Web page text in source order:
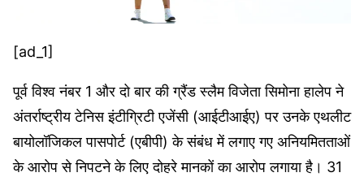
[ad_1]
पूर्व विश्व नंबर 1 और दो बार की ग्रैंड स्लैम विजेता सिमोना हालेप ने
अंतर्राष्ट्रीय टेनिस इंटीग्रिटी एजेंसी (आईटीआईए) पर उनके एथलीट
बायोलॉजिकल पासपोर्ट (एबीपी) के संबंध में लगाए गए अनियमितताओं
के आरोप से निपटने के लिए दोहरे मानकों का आरोप लगाया है। 31